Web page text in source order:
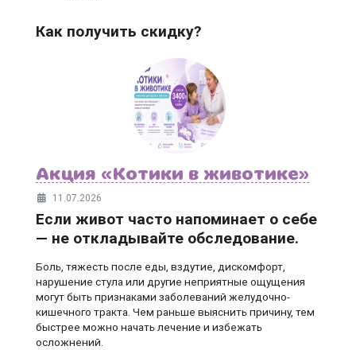
Как получить скидку?
Акция «Котики в животике»
11.07.2026
Если живот часто напоминает о себе
— не откладывайте обследование.
Боль, тяжесть после еды, вздутие, дискомфорт,
нарушение стула или другие неприятные ощущения
могут быть признаками заболеваний желудочно-
кишечного тракта. Чем раньше выяснить причину, тем
быстрее можно начать лечение и избежать
осложнений.